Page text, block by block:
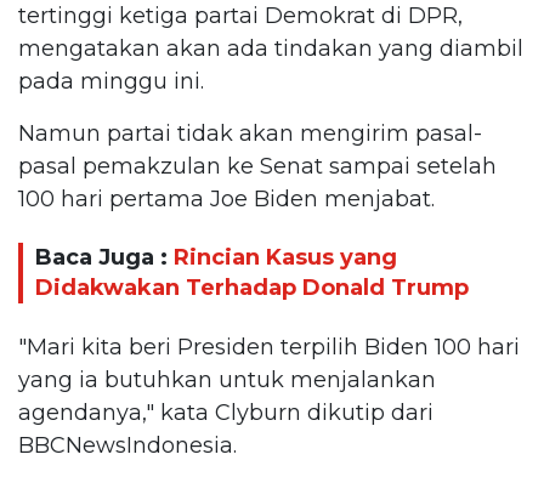
tertinggi ketiga partai Demokrat di DPR,
mengatakan akan ada tindakan yang diambil
pada minggu ini.
Namun partai tidak akan mengirim pasal-
pasal pemakzulan ke Senat sampai setelah
100 hari pertama Joe Biden menjabat.
Baca Juga : Rincian Kasus yang
Didakwakan Terhadap Donald Trump
"Mari kita beri Presiden terpilih Biden 100 hari
yang ia butuhkan untuk menjalankan
agendanya," kata Clyburn dikutip dari
BBCNewsIndonesia.